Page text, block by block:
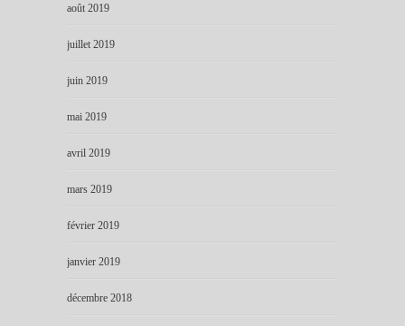
août 2019
juillet 2019
juin 2019
mai 2019
avril 2019
mars 2019
février 2019
janvier 2019
décembre 2018